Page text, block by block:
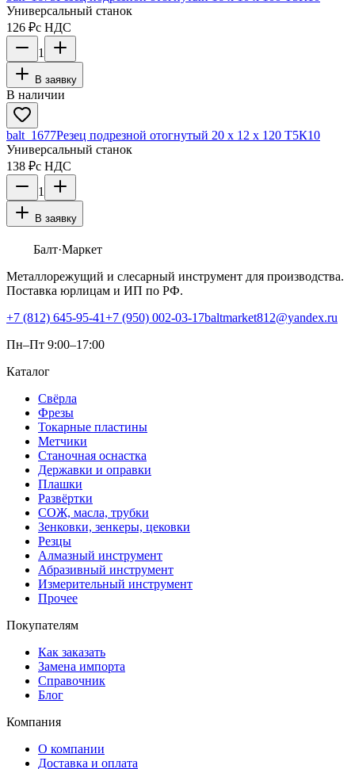
Универсальный станок
126 ₽с НДС
1
В заявку
В наличии
balt_1677Резец подрезной отогнутый 20 х 12 х 120 Т5К10
Универсальный станок
138 ₽с НДС
1
В заявку
Балт·Маркет
Металлорежущий и слесарный инструмент для производства.
Поставка юрлицам и ИП по РФ.
+7 (812) 645-95-41+7 (950) 002-03-17baltmarket812@yandex.ru
Пн–Пт 9:00–17:00
Каталог
Свёрла
Фрезы
Токарные пластины
Метчики
Станочная оснастка
Державки и оправки
Плашки
Развёртки
СОЖ, масла, трубки
Зенковки, зенкеры, цековки
Резцы
Алмазный инструмент
Абразивный инструмент
Измерительный инструмент
Прочее
Покупателям
Как заказать
Замена импорта
Справочник
Блог
Компания
О компании
Доставка и оплата